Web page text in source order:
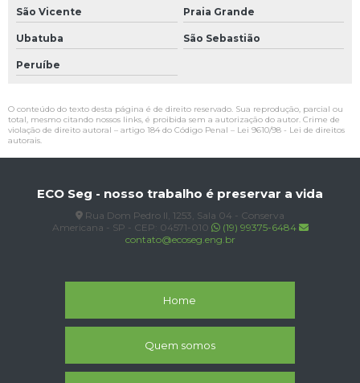
São Vicente Praia Grande
Ubatuba São Sebastião
Peruíbe
O conteúdo do texto desta página é de direito reservado. Sua reprodução, parcial ou
total, mesmo citando nossos links, é proibida sem a autorização do autor. Crime de
violação de direito autoral – artigo 184 do Código Penal – Lei 9610/98 - Lei de direitos
autorais.
ECO Seg - nosso trabalho é preservar a vida
Rua Dom Pedro II, 1253, Sala 04 - Conserva
Americana - SP - CEP: 04571-010
(19) 99375-6484
contato@ecoseg.eng.br
Home
Quem somos